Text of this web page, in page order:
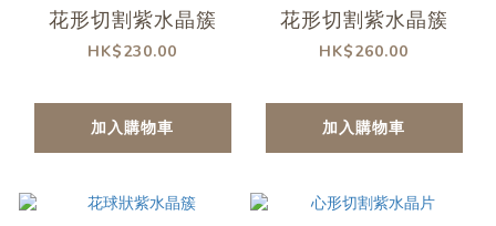
花形切割紫水晶簇
HK$230.00
加入購物車
花形切割紫水晶簇
HK$260.00
加入購物車